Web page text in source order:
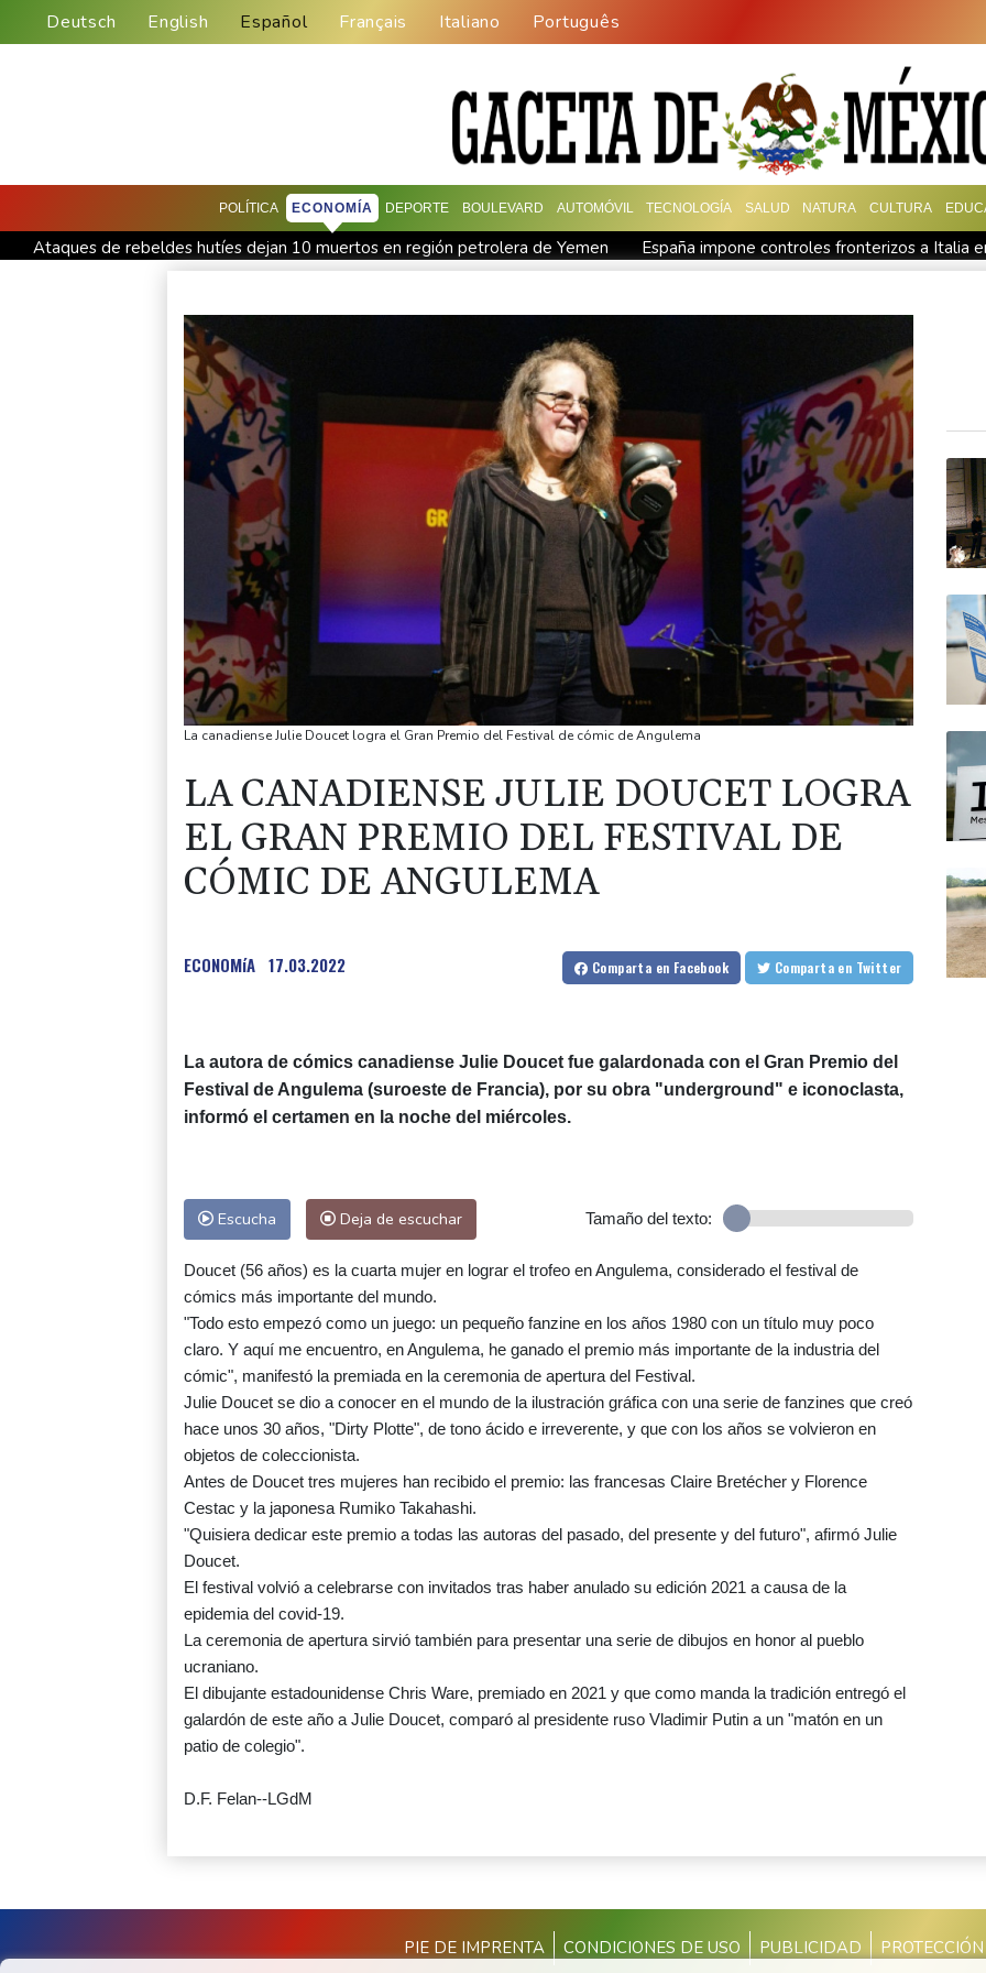
Deutsch English Español Français Italiano Português
POLÍTICA ECONOMÍA DEPORTE BOULEVARD AUTOMÓVIL TECNOLOGÍA SALUD NATURA CULTURA
Ataques de rebeldes hutíes dejan 10 muertos en región petrolera de Yemen
España impone controles fronterizos a Italia
España lanza un ultimátum a Italia para que levante controles fronterizos
Exabogado de Trump listo para ser confirmado
Muere el productor William Orbit, que colaboró con Madonna en "Ray of Light"
Los rebeldes hutíes continúan su ofensiva
La OMS propone probar en RDC una vacuna ya existente contra otra cepa del ébola
Arabia Saudita, Pakistán y Turquía
La canadiense Julie Doucet logra el Gran Premio del Festival de cómic de Angulema
LA CANADIENSE JULIE DOUCET LOGRA
EL GRAN PREMIO DEL FESTIVAL DE
CÓMIC DE ANGULEMA
ECONOMíA 17.03.2022 Comparta en Facebook Comparta en Twitter
La autora de cómics canadiense Julie Doucet fue galardonada con el Gran Premio del
Festival de Angulema (suroeste de Francia), por su obra "underground" e iconoclasta,
informó el certamen en la noche del miércoles.
Escucha Deja de escuchar Tamaño del texto:
Doucet (56 años) es la cuarta mujer en lograr el trofeo en Angulema, considerado el festival de
cómics más importante del mundo.
"Todo esto empezó como un juego: un pequeño fanzine en los años 1980 con un título muy poco
claro. Y aquí me encuentro, en Angulema, he ganado el premio más importante de la industria del
cómic", manifestó la premiada en la ceremonia de apertura del Festival.
Julie Doucet se dio a conocer en el mundo de la ilustración gráfica con una serie de fanzines que creó
hace unos 30 años, "Dirty Plotte", de tono ácido e irreverente, y que con los años se volvieron en
objetos de coleccionista.
Antes de Doucet tres mujeres han recibido el premio: las francesas Claire Bretécher y Florence
Cestac y la japonesa Rumiko Takahashi.
"Quisiera dedicar este premio a todas las autoras del pasado, del presente y del futuro", afirmó Julie
Doucet.
El festival volvió a celebrarse con invitados tras haber anulado su edición 2021 a causa de la
epidemia del covid-19.
La ceremonia de apertura sirvió también para presentar una serie de dibujos en honor al pueblo
ucraniano.
El dibujante estadounidense Chris Ware, premiado en 2021 y que como manda la tradición entregó el
galardón de este año a Julie Doucet, comparó al presidente ruso Vladimir Putin a un "matón en un
patio de colegio".
D.F. Felan--LGdM
PIE DE IMPRENTA CONDICIONES DE USO PUBLICIDAD